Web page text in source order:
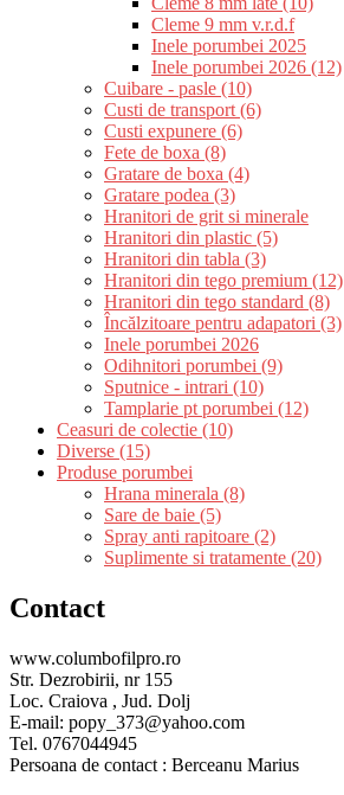
Cleme 9 mm v.r.d.f
Inele porumbei 2025
Inele porumbei 2026 (12)
Cuibare - pasle (10)
Custi de transport (6)
Custi expunere (6)
Fete de boxa (8)
Gratare de boxa (4)
Gratare podea (3)
Hranitori de grit si minerale
Hranitori din plastic (5)
Hranitori din tabla (3)
Hranitori din tego premium (12)
Hranitori din tego standard (8)
Încălzitoare pentru adapatori (3)
Inele porumbei 2026
Odihnitori porumbei (9)
Sputnice - intrari (10)
Tamplarie pt porumbei (12)
Ceasuri de colectie (10)
Diverse (15)
Produse porumbei
Hrana minerala (8)
Sare de baie (5)
Spray anti rapitoare (2)
Suplimente si tratamente (20)
Contact
www.columbofilpro.ro
Str. Dezrobirii, nr 155
Loc. Craiova , Jud. Dolj
E-mail: popy_373@yahoo.com
Tel. 0767044945
Persoana de contact : Berceanu Marius